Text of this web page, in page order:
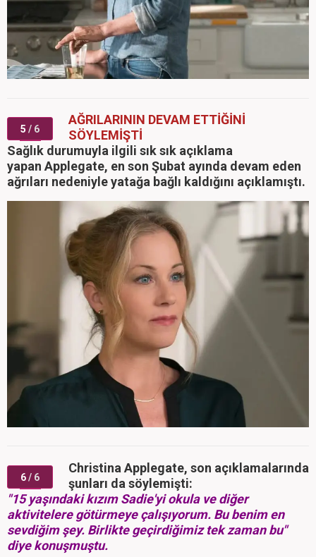
5 / 6
AĞRILARININ DEVAM ETTİĞİNİ
SÖYLEMİŞTİ
Sağlık durumuyla ilgili sık sık açıklama
yapan Applegate, en son Şubat ayında devam eden
ağrıları nedeniyle yatağa bağlı kaldığını açıklamıştı.
6/ 6
Christina Applegate, son açıklamalarında
şunları da söylemişti:
"15 yaşındaki kızım Sadie'yi okula ve diğer
aktivitelere götürmeye çalışıyorum. Bu benim en
sevdiğim şey. Birlikte geçirdiğimiz tek zaman bu"
diye konuşmuştu.